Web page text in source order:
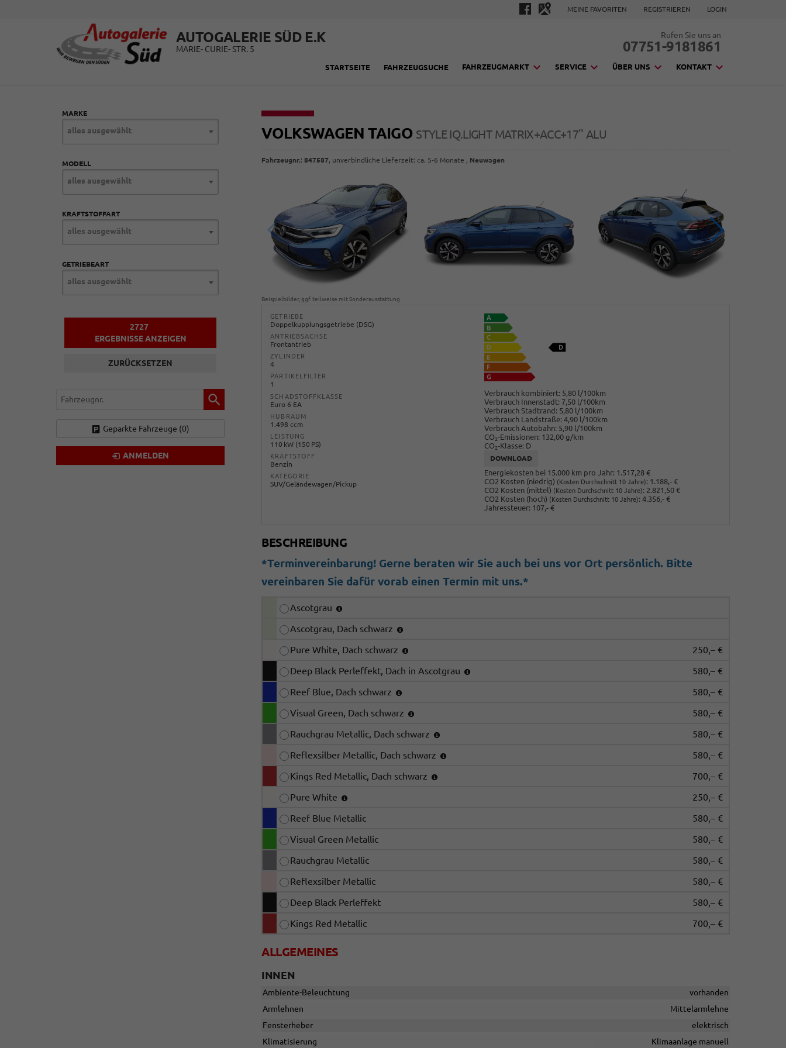
MEINE FAVORITEN REGISTRIEREN LOGIN
AUTOGALERIE SÜD E.K
MARIE- CURIE- STR. 5
Rufen Sie uns an
07751-9181861
STARTSEITE FAHRZEUGSUCHE FAHRZEUGMARKT SERVICE ÜBER UNS KONTAKT
VOLKSWAGEN TAIGO STYLE IQ.LIGHT MATRIX+ACC+17'' ALU
Fahrzeugnr.:847587, unverbindliche Lieferzeit: ca. 5-6 Monate , Neuwagen
Beispielbilder, ggf. teilweise mit Sonderausstattung
GETRIEBE
Doppelkupplungsgetriebe (DSG)
ANTRIEBSACHSE
Frontantrieb
ZYLINDER
4
PARTIKELFILTER
1
SCHADSTOFFKLASSE
Euro 6 EA
HUBRAUM
1.498 ccm
LEISTUNG
110 kW (150 PS)
KRAFTSTOFF
Benzin
KATEGORIE
SUV/Geländewagen/Pickup
Verbrauch kombiniert: 5,80 l/100km
Verbrauch Innenstadt: 7,50 l/100km
Verbrauch Stadtrand: 5,80 l/100km
Verbrauch Landstraße: 4,90 l/100km
Verbrauch Autobahn: 5,90 l/100km
CO2-Emissionen: 132,00 g/km
CO2-Klasse: D
DOWNLOAD
Energiekosten bei 15.000 km pro Jahr: 1.517,28 €
CO2 Kosten (niedrig) (Kosten Durchschnitt 10 Jahre): 1.188,- €
CO2 Kosten (mittel) (Kosten Durchschnitt 10 Jahre): 2.821,50 €
CO2 Kosten (hoch) (Kosten Durchschnitt 10 Jahre): 4.356,- €
Jahressteuer: 107,- €
BESCHREIBUNG
*Terminvereinbarung! Gerne beraten wir Sie auch bei uns vor Ort persönlich. Bitte
vereinbaren Sie dafür vorab einen Termin mit uns.*
Ascotgrau
Ascotgrau, Dach schwarz
Pure White, Dach schwarz
250,– €
Deep Black Perleffekt, Dach in Ascotgrau
580,– €
Reef Blue, Dach schwarz
580,– €
Visual Green, Dach schwarz
580,– €
Rauchgrau Metallic, Dach schwarz
580,– €
Reflexsilber Metallic, Dach schwarz
580,– €
Kings Red Metallic, Dach schwarz
700,– €
Pure White
250,– €
Reef Blue Metallic
580,– €
Visual Green Metallic
580,– €
Rauchgrau Metallic
580,– €
Reflexsilber Metallic
580,– €
Deep Black Perleffekt
580,– €
Kings Red Metallic
700,– €
ALLGEMEINES
INNEN
Ambiente-Beleuchtung
vorhanden
Armlehnen
Mittelarmlehne
Fensterheber
elektrisch
Klimatisierung
Klimaanlage manuell
MARKE
alles ausgewählt
MODELL
alles ausgewählt
KRAFTSTOFFART
alles ausgewählt
GETRIEBEART
alles ausgewählt
2727
ERGEBNISSE ANZEIGEN
ZURÜCKSETZEN
Fahrzeugnr.
Geparkte Fahrzeuge (0)
ANMELDEN